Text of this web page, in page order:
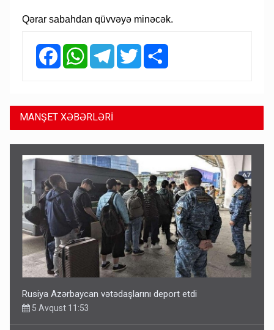
Qərar sabahdan qüvvəyə minəcək.
FacebookWhatsAppTelegramTwitter
MANŞET XƏBƏRLƏRİ
Rusiya Azərbaycan vətədaşlarını deport etdi
5 Avqust 11:53